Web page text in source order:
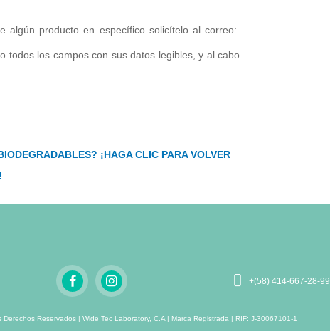
algún producto en específico solicítelo al correo:
todos los campos con sus datos legibles, y al cabo
¡HAGA CLIC PARA VOLVER
+(58) 414-667-28-99
Reservados | Wide Tec Laboratory, C.A | Marca Registrada | RIF: J-30067101-1